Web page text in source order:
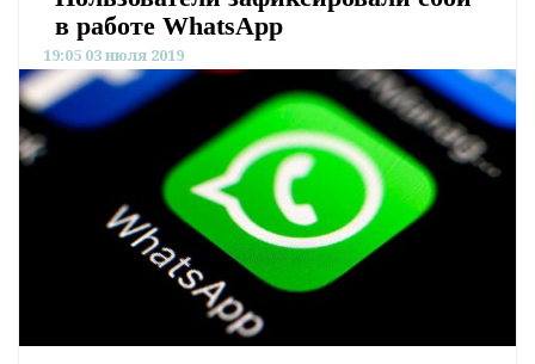
в работе WhatsApp
19:05 03 июля 2019